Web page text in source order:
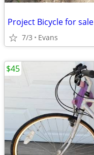
Project Bicycle for sale
7/3 Evans
$45